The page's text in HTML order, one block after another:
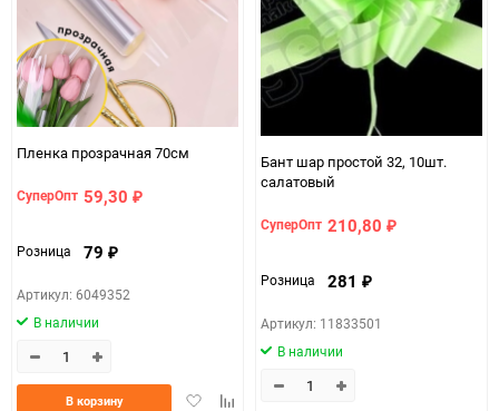
Пленка прозрачная 70см
СуперОпт 59,30 ₽
Розница 79 ₽
Артикул: 6049352
В наличии
ДобавитьДобавить
В корзину
Бант шар простой 32, 10шт.
салатовый
СуперОпт 210,80 ₽
Розница 281 ₽
Артикул: 11833501
В наличии